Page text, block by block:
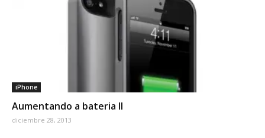
iPhone
Aumentando a bateria II
diciembre 28, 2013